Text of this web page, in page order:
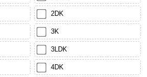
2DK
3K
3LDK
4DK